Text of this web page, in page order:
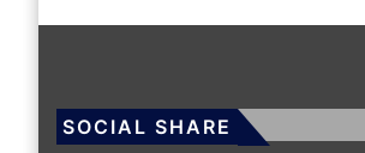
SOCIAL SHARE